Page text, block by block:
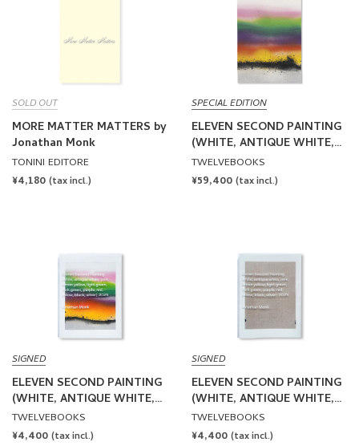
SOLD OUT
MORE MATTER MATTERS by
Jonathan Monk
TONINI EDITORE
REGULAR
¥4,180 (tax incl.)
SPECIAL EDITION
ELEVEN SECOND PAINTING
(WHITE, ANTIQUE WHITE,
PINK, LEMON YELLOW,
LIGHT GREEN, DARK GREEN,
TWELVEBOOKS
REGULAR
¥59,400 (tax incl.)
SIGNED
ELEVEN SECOND PAINTING
(WHITE, ANTIQUE WHITE,
PINK, LEMON YELLOW,
LIGHT GREEN, DARK GREEN,
TWELVEBOOKS
REGULAR
¥4,400 (tax incl.)
SIGNED
ELEVEN SECOND PAINTING
(WHITE, ANTIQUE WHITE,
PINK, LEMON YELLOW,
LIGHT GREEN, DARK GREEN,
TWELVEBOOKS
REGULAR
¥4,400 (tax incl.)